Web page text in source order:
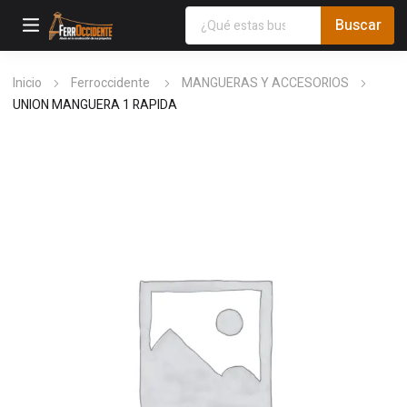
Inicio Ferroccidente
MANGUERAS Y ACCESORIOS
UNION MANGUERA 1 RAPIDA